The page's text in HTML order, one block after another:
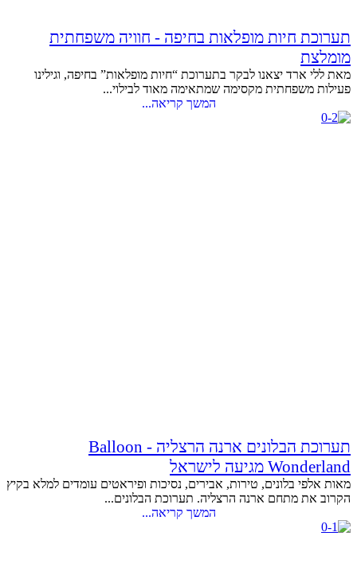
תערוכת חיות מופלאות בחיפה - חוויה משפחתית
מומלצת
מאת ללי ארד יצאנו לבקר בתערוכת “חיות מופלאות” בחיפה, וגילינו
פעילות משפחתית מקסימה שמתאימה מאוד לבילוי...
המשך קריאה...
תערוכת הבלונים ארנה הרצליה - Balloon
Wonderland מגיעה לישראל
מאות אלפי בלונים, טירות, אבירים, נסיכות ופיראטים עומדים למלא בקיץ
הקרוב את מתחם ארנה הרצליה. תערוכת הבלונים...
המשך קריאה...